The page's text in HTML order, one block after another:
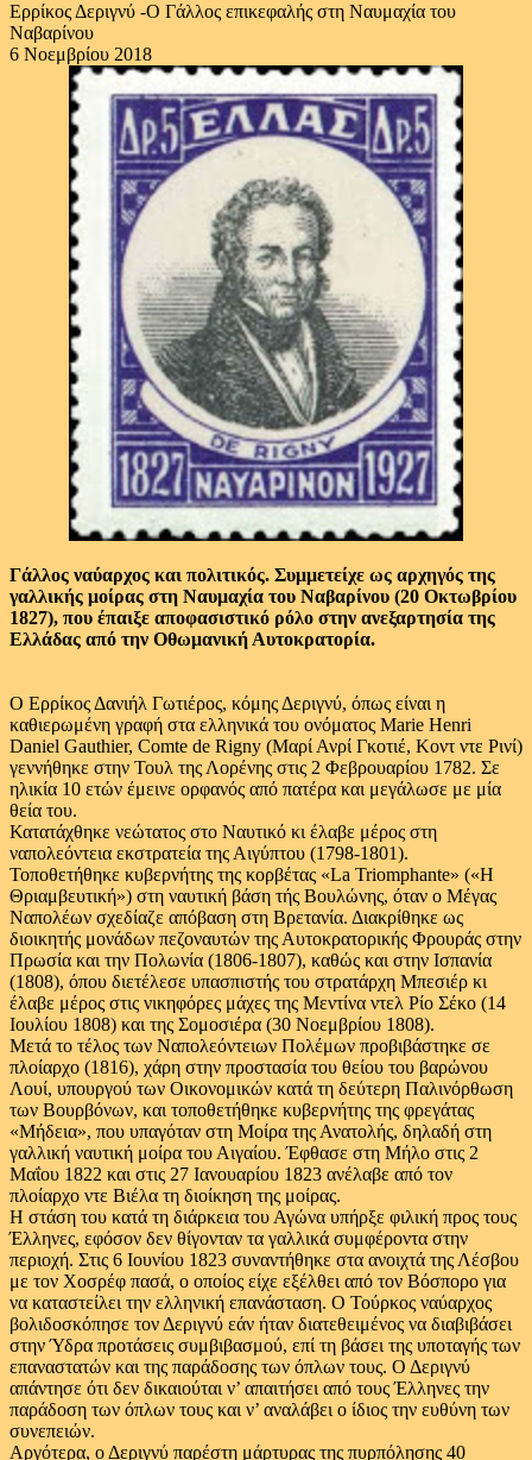
Ερρίκος Δεριγνύ -Ο Γάλλος επικεφαλής στη Ναυμαχία του
Ναβαρίνου
6 Νοεμβρίου 2018
Γάλλος ναύαρχος και πολιτικός. Συμμετείχε ως αρχηγός της
γαλλικής μοίρας στη Ναυμαχία του Ναβαρίνου (20 Οκτωβρίου
1827), που έπαιξε αποφασιστικό ρόλο στην ανεξαρτησία της
Ελλάδας από την Οθωμανική Αυτοκρατορία.
Ο Ερρίκος Δανιήλ Γωτιέρος, κόμης Δεριγνύ, όπως είναι η
καθιερωμένη γραφή στα ελληνικά του ονόματος Marie Henri
Daniel Gauthier, Comte de Rigny (Μαρί Ανρί Γκοτιέ, Κοντ ντε Ρινί)
γεννήθηκε στην Τουλ της Λορένης στις 2 Φεβρουαρίου 1782. Σε
ηλικία 10 ετών έμεινε ορφανός από πατέρα και μεγάλωσε με μία
θεία του.
Κατατάχθηκε νεώτατος στο Ναυτικό κι έλαβε μέρος στη
ναπολεόντεια εκστρατεία της Αιγύπτου (1798-1801).
Τοποθετήθηκε κυβερνήτης της κορβέτας «La Triomphante» («Η
Θριαμβευτική») στη ναυτική βάση τής Βουλώνης, όταν ο Μέγας
Ναπολέων σχεδίαζε απόβαση στη Βρετανία. Διακρίθηκε ως
διοικητής μονάδων πεζοναυτών της Αυτοκρατορικής Φρουράς στην
Πρωσία και την Πολωνία (1806-1807), καθώς και στην Ισπανία
(1808), όπου διετέλεσε υπασπιστής του στρατάρχη Μπεσιέρ κι
έλαβε μέρος στις νικηφόρες μάχες της Μεντίνα ντελ Ρίο Σέκο (14
Ιουλίου 1808) και της Σομοσιέρα (30 Νοεμβρίου 1808).
Μετά το τέλος των Ναπολεόντειων Πολέμων προβιβάστηκε σε
πλοίαρχο (1816), χάρη στην προστασία του θείου του βαρώνου
Λουί, υπουργού των Οικονομικών κατά τη δεύτερη Παλινόρθωση
των Βουρβόνων, και τοποθετήθηκε κυβερνήτης της φρεγάτας
«Μήδεια», που υπαγόταν στη Μοίρα της Ανατολής, δηλαδή στη
γαλλική ναυτική μοίρα του Αιγαίου. Έφθασε στη Μήλο στις 2
Μαΐου 1822 και στις 27 Ιανουαρίου 1823 ανέλαβε από τον
πλοίαρχο ντε Βιέλα τη διοίκηση της μοίρας.
Η στάση του κατά τη διάρκεια του Αγώνα υπήρξε φιλική προς τους
Έλληνες, εφόσον δεν θίγονταν τα γαλλικά συμφέροντα στην
περιοχή. Στις 6 Ιουνίου 1823 συναντήθηκε στα ανοιχτά της Λέσβου
με τον Χοσρέφ πασά, ο οποίος είχε εξέλθει από τον Βόσπορο για
να καταστείλει την ελληνική επανάσταση. Ο Τούρκος ναύαρχος
βολιδοσκόπησε τον Δεριγνύ εάν ήταν διατεθειμένος να διαβιβάσει
στην Ύδρα προτάσεις συμβιβασμού, επί τη βάσει της υποταγής των
επαναστατών και της παράδοσης των όπλων τους. Ο Δεριγνύ
απάντησε ότι δεν δικαιούται ν’ απαιτήσει από τους Έλληνες την
παράδοση των όπλων τους και ν’ αναλάβει ο ίδιος την ευθύνη των
συνεπειών.
Αργότερα, ο Δεριγνύ παρέστη μάρτυρας της πυρπόλησης 40